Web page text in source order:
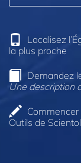
Localisez
la plus proche
Demandez
Une description
Outils de